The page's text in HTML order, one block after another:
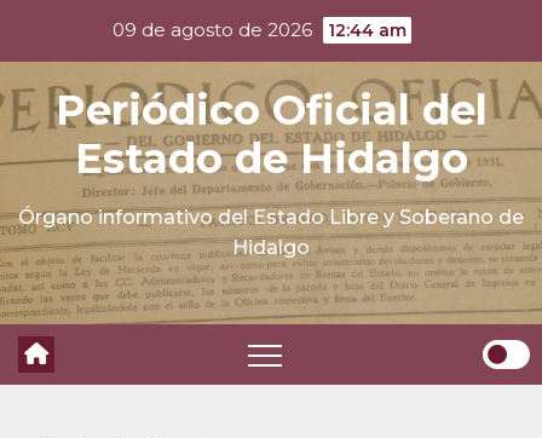
content
09 de agosto de 2026 12:44 am
Periódico Oficial del
Estado de Hidalgo
Órgano informativo del Estado Libre y Soberano de
Hidalgo